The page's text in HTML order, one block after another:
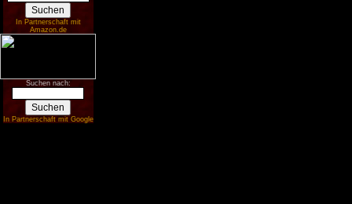
In Partnerschaft mit
Amazon.de
Suchen nach:
In Partnerschaft mit Google